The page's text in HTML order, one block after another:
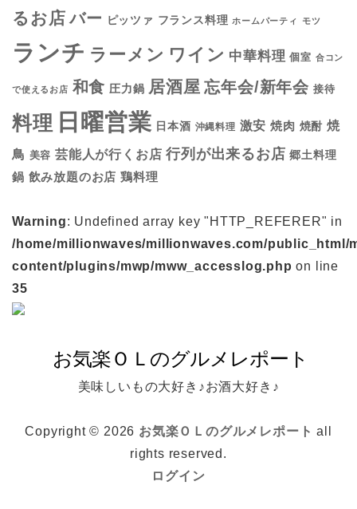
るお店 バー ピッツァ フランス料理 ホームパーティ モツ
ランチ ラーメン ワイン 中華料理 個室 合コン
で使えるお店 和食 圧力鍋 居酒屋 忘年会/新年会 接待
料理 日曜営業 日本酒 沖縄料理 激安 焼肉 焼酎 焼
鳥 美容 芸能人が行くお店 行列が出来るお店 郷土料理
鍋 飲み放題のお店 鶏料理
Warning: Undefined array key "HTTP_REFERER" in
/home/millionwaves/millionwaves.com/public_html/
content/plugins/mwp/mww_accesslog.php on line
35
美味しいもの大好き♪お酒大好き♪
Copyright © 2026 お気楽ＯＬのグルメレポート all
rights reserved.
ログイン